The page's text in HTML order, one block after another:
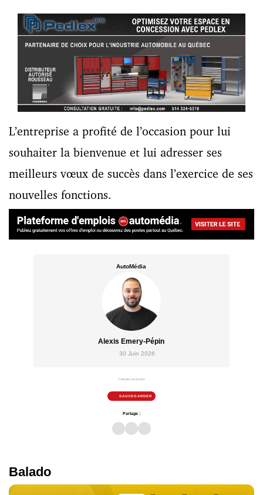
AutoMédia
Alexis Emery-Pépin
30 Juin 2026
2 minutes de lecture
SAUVEGARDER
Partage :
L’entreprise a profité de l’occasion pour lui
souhaiter la bienvenue et lui adresser ses
meilleurs vœux de succès dans l’exercice de ses
nouvelles fonctions.
Balado